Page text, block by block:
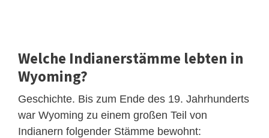
Welche Indianerstämme lebten in
Wyoming?
Geschichte. Bis zum Ende des 19. Jahrhunderts
war Wyoming zu einem großen Teil von
Indianern folgender Stämme bewohnt: